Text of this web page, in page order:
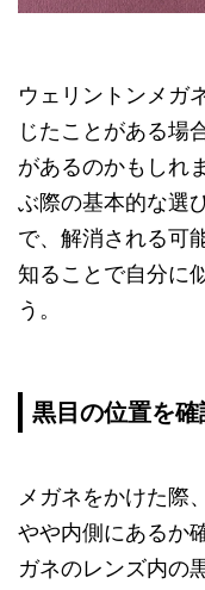
ウェリントンメガ
じたことがある場
があるのかもしれ
ぶ際の基本的な選
で、解消される可
知ることで自分に
う。
黒目の位置を確
メガネをかけた際
やや内側にあるか
ガネのレンズ内の